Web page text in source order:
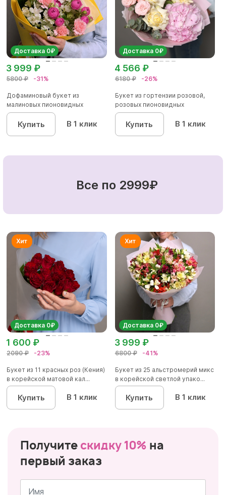
Доставка 0₽
5800 ₽ -31%
3 999 ₽
Дофаминовый букет из
малиновых пионовидных
кустовых роз...
Купить В 1 клик
Доставка 0₽
6180 ₽ -26%
4 566 ₽
Букет из гортензии розовой,
розовых пионовидных
кустовы...
Купить В 1 клик
Все по 2999₽
Доставка 0₽
2090 ₽ -23%
1 600 ₽
Букет из 11 красных роз (Кения)
в корейской матовой кал...
Купить В 1 клик
Доставка 0₽
6800 ₽ -41%
3 999 ₽
Букет из 25 альстромерий микс
в корейской светлой упако...
Купить В 1 клик
Получите скидку 10% на
первый заказ